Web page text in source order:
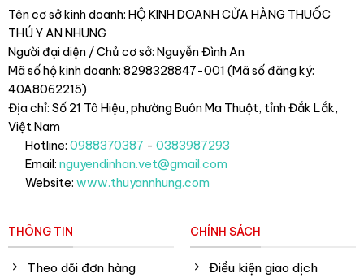
Tên cơ sở kinh doanh: HỘ KINH DOANH CỬA HÀNG THUỐC
THÚ Y AN NHUNG
Người đại diện / Chủ cơ sở: Nguyễn Đình An
Mã số hộ kinh doanh: 8298328847-001 (Mã số đăng ký:
40A8062215)
Địa chỉ: Số 21 Tô Hiệu, phường Buôn Ma Thuột, tỉnh Đắk Lắk,
Việt Nam
Hotline: 0988370387 - 0383987293
Email: nguyendinhan.vet@gmail.com
Website: www.thuyannhung.com
THÔNG TIN
Theo dõi đơn hàng
CHÍNH SÁCH
Điều kiện giao dịch